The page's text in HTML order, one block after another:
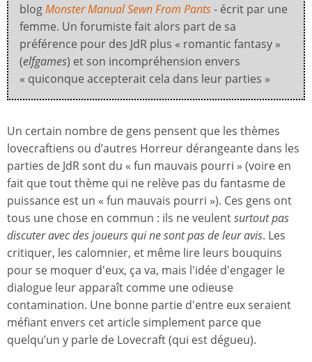
blogMonster Manual Sewn From Pants- écrit par une
femme. Un forumiste fait alors part de sa
préférence pour des JdR plus « romantic fantasy »
(elfgames) et son incompréhension envers
« quiconque accepterait cela dans leur parties »
Un certain nombre de gens pensent que les thèmes
lovecraftiens ou d’autres Horreur dérangeante dans les
parties de JdR sont du « fun mauvais pourri » (voire en
fait que tout thème qui ne relève pas du fantasme de
puissance est un « fun mauvais pourri »). Ces gens ont
tous une chose en commun : ils ne veulentsurtout pas
discuter avec des joueurs qui ne sont pas de leur avis. Les
critiquer, les calomnier, et même lire leurs bouquins
pour se moquer d'eux, ça va, mais l'idée d'engager le
dialogue leur apparaît comme une odieuse
contamination. Une bonne partie d'entre eux seraient
méfiant envers cet article simplement parce que
quelqu’un y parle de Lovecraft (qui est dégueu).